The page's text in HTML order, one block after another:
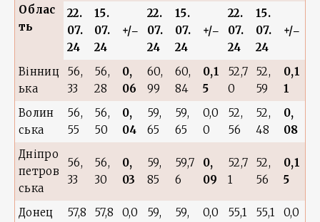
Облас
ть
22.
07.
24
15.
07.
24
+/‒
22.
07.
24
15.
07.
24
+/‒
22.
07.
24
15.
07.
24
+/‒
Вінниц
ька
56,
33
56,
28
0,
06
60,
99
60,
84
0,1
5
52,7
0
52,
59
0,1
1
Волин
ська
56,
55
56,
50
0,
04
59,
65
59,
65
0,0
0
52,
56
52,
48
0,
08
Дніпро
петров
ська
56,
33
56,
30
0,
03
59,
85
59,7
6
0,
09
52,7
1
52,
56
0,1
5
Донец
57,8
57,8
0,0
59,
59,
0,0
55,1
55,1
0,0